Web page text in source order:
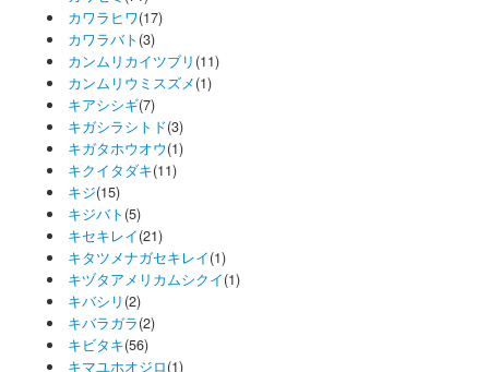
カワラヒワ(17)
カワラバト (3)
カンムリカイツブリ (11)
カンムリウミスズメ(1)
キアシシギ(7)
キガシラシトド(3)
キガタホウオウ(1)
キクイタダキ(11)
キジ(15)
キジバト (5)
キセキレイ(21)
キタツメナガセキレイ(1)
キヅタアメリカムシクイ(1)
キバシリ (2)
キバラガラ(2)
キビタキ(56)
キマユホオジロ(1)